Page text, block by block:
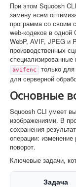
При этом Squoosh
замену всем
программа со своим
web-кодеков в
WebP, AVIF, JPEG и
производственных
специализированные
avifenc только
для серверной
Основные
Squoosh CLI умеет
изображениями. В
сохранения
операции:
поворот.
Ключевые задачи,
Задача